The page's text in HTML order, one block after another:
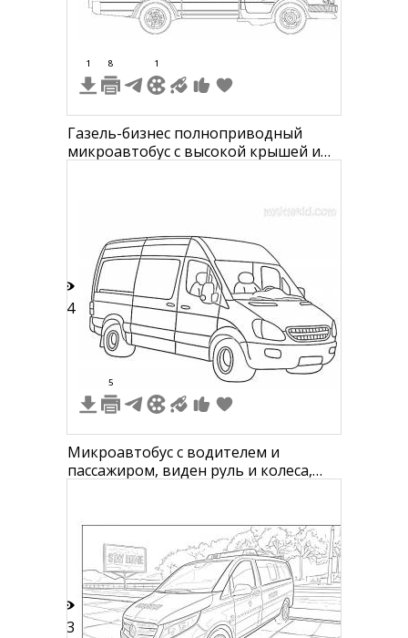
1 8 1
Газель-бизнес полноприводный
микроавтобус с высокой крышей и
14
5
Микроавтобус с водителем и
пассажиром, виден руль и колеса,
13